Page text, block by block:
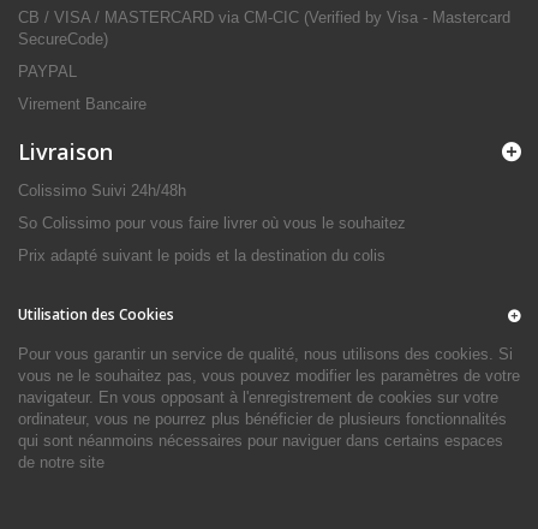
CB / VISA / MASTERCARD via CM-CIC (Verified by Visa - Mastercard
SecureCode)
PAYPAL
Virement Bancaire
Livraison
Colissimo Suivi 24h/48h
So Colissimo pour vous faire livrer où vous le souhaitez
Prix adapté suivant le poids et la destination du colis
Utilisation des Cookies
Pour vous garantir un service de qualité, nous utilisons des cookies. Si
vous ne le souhaitez pas, vous pouvez modifier les paramètres de votre
navigateur. En vous opposant à l'enregistrement de cookies sur votre
ordinateur, vous ne pourrez plus bénéficier de plusieurs fonctionnalités
qui sont néanmoins nécessaires pour naviguer dans certains espaces
de notre site